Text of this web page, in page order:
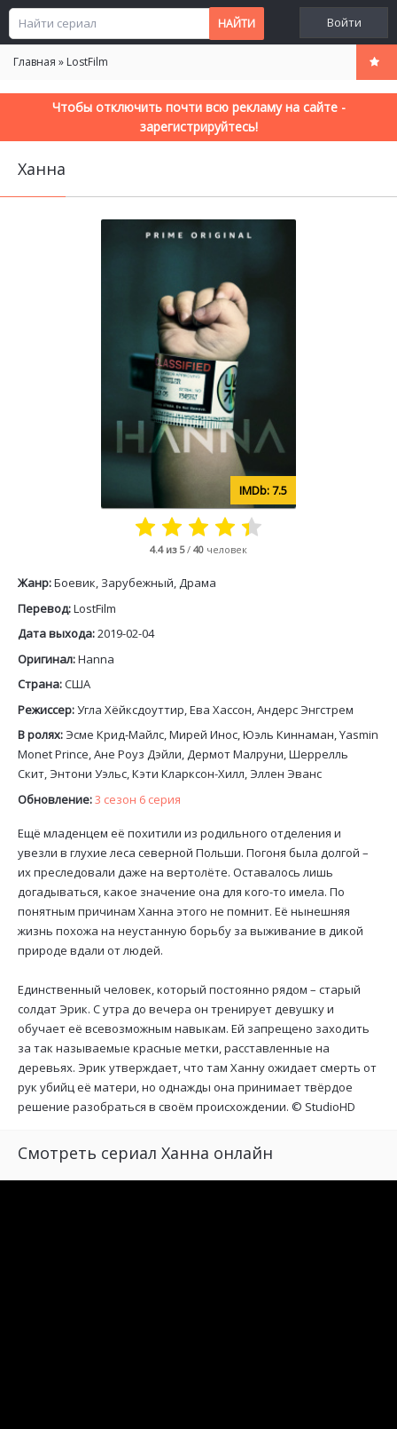
Войти
Главная » LostFilm
Чтобы отключить почти всю рекламу на сайте -
зарегистрируйтесь!
Ханна
7.5
4.4из 5/ 40 человек
Жанр:Боевик, Зарубежный, Драма
Перевод:LostFilm
Дата выхода:2019-02-04
Оригинал:Hanna
Страна:США
Режиссер:Угла Хёйксдоуттир, Ева Хассон, Андерс Энгстрем
В ролях: Эсме Крид-Майлс, Мирей Инос, Юэль Киннаман, Yasmin
Monet Prince, Ане Роуз Дэйли, Дермот Малруни, Шеррелль
Скит, Энтони Уэльс, Кэти Кларксон-Хилл, Эллен Эванс
Обновление:3 сезон 6 серия
Ещё младенцем её похитили из родильного отделения и
увезли в глухие леса северной Польши. Погоня была долгой –
их преследовали даже на вертолёте. Оставалось лишь
догадываться, какое значение она для кого-то имела. По
понятным причинам Ханна этого не помнит. Её нынешняя
жизнь похожа на неустанную борьбу за выживание в дикой
природе вдали от людей.
Единственный человек, который постоянно рядом – старый
солдат Эрик. С утра до вечера он тренирует девушку и
обучает её всевозможным навыкам. Ей запрещено заходить
за так называемые красные метки, расставленные на
деревьях. Эрик утверждает, что там Ханну ожидает смерть от
рук убийц её матери, но однажды она принимает твёрдое
решение разобраться в своём происхождении. © StudioHD
Смотреть сериал Ханна онлайн